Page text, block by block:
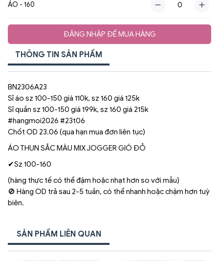
ÁO - 160
ĐĂNG NHẬP ĐỂ MUA HÀNG
THÔNG TIN SẢN PHẨM
BN2306A23
Sỉ áo sz 100-150 giá 110k, sz 160 giá 125k
Sỉ quần sz 100-150 giá 199k, sz 160 giá 215k
#hangmoi2026 #23t06
Chốt OD 23.06 (qua hạn mua đơn liên tục)
ÁO THUN SẮC MÀU MIX JOGGER GIÓ ĐỎ
✔Sz 100-160
(hàng thực tế có thể đậm hoặc nhạt hơn so với mẫu)
🚫 Hàng OD trả sau 2-5 tuần, có thể nhanh hoặc chậm hơn tuỳ
biên.
SẢN PHẨM LIÊN QUAN